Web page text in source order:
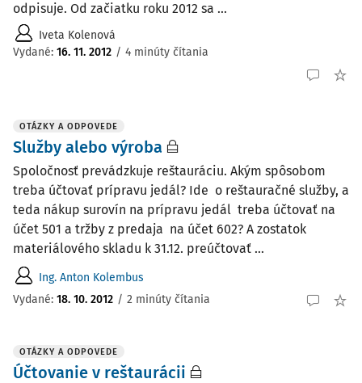
odpisuje. Od začiatku roku 2012 sa ...
Iveta Kolenová
Vydané: 16. 11. 2012 / 4 minúty čítania
OTÁZKY A ODPOVEDE
Služby alebo výroba
Spoločnosť prevádzkuje reštauráciu. Akým spôsobom
treba účtovať prípravu jedál? Ide o reštauračné služby, a
teda nákup surovín na prípravu jedál treba účtovať na
účet 501 a tržby z predaja na účet 602? A zostatok
materiálového skladu k 31.12. preúčtovať ...
Ing. Anton Kolembus
Vydané: 18. 10. 2012 / 2 minúty čítania
OTÁZKY A ODPOVEDE
Účtovanie v reštaurácii